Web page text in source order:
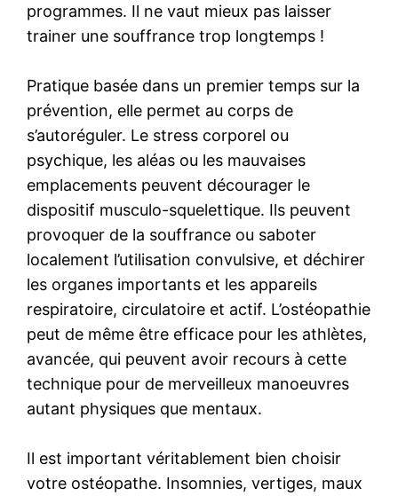
programmes. Il ne vaut mieux pas laisser
trainer une souffrance trop longtemps !
Pratique basée dans un premier temps sur la
prévention, elle permet au corps de
s’autoréguler. Le stress corporel ou
psychique, les aléas ou les mauvaises
emplacements peuvent décourager le
dispositif musculo-squelettique. Ils peuvent
provoquer de la souffrance ou saboter
localement l’utilisation convulsive, et déchirer
les organes importants et les appareils
respiratoire, circulatoire et actif. L’ostéopathie
peut de même être efficace pour les athlètes,
avancée, qui peuvent avoir recours à cette
technique pour de merveilleux manoeuvres
autant physiques que mentaux.
Il est important véritablement bien choisir
votre ostéopathe. Insomnies, vertiges, maux